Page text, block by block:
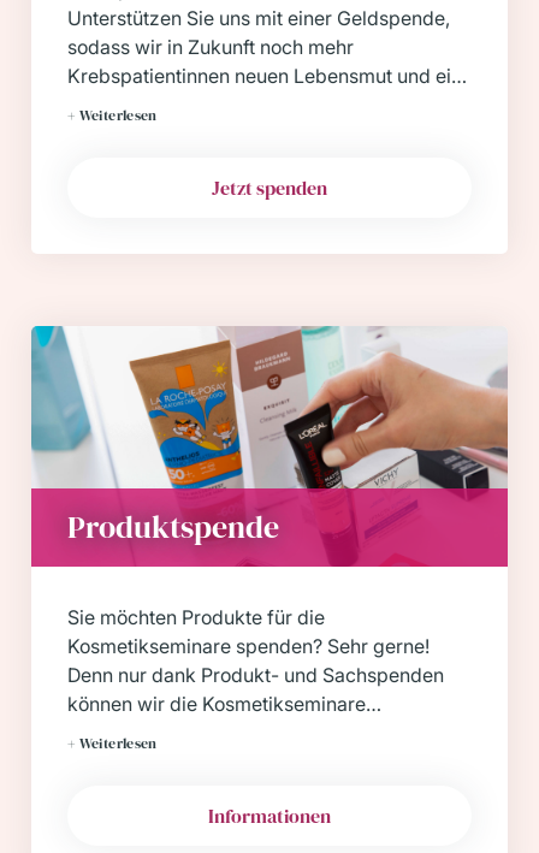
Unterstützen Sie uns mit einer Geldspende,
sodass wir in Zukunft noch mehr
Krebspatientinnen neuen Lebensmut und ein
gestärktes Selbstwertgefühl schenken
+ Weiterlesen
Jetzt spenden
Produktspende
Sie möchten Produkte für die
Kosmetikseminare spenden? Sehr gerne!
Denn nur dank Produkt- und Sachspenden
können wir die Kosmetikseminare
deutschlandweit durchführen und stetig
+ Weiterlesen
Informationen